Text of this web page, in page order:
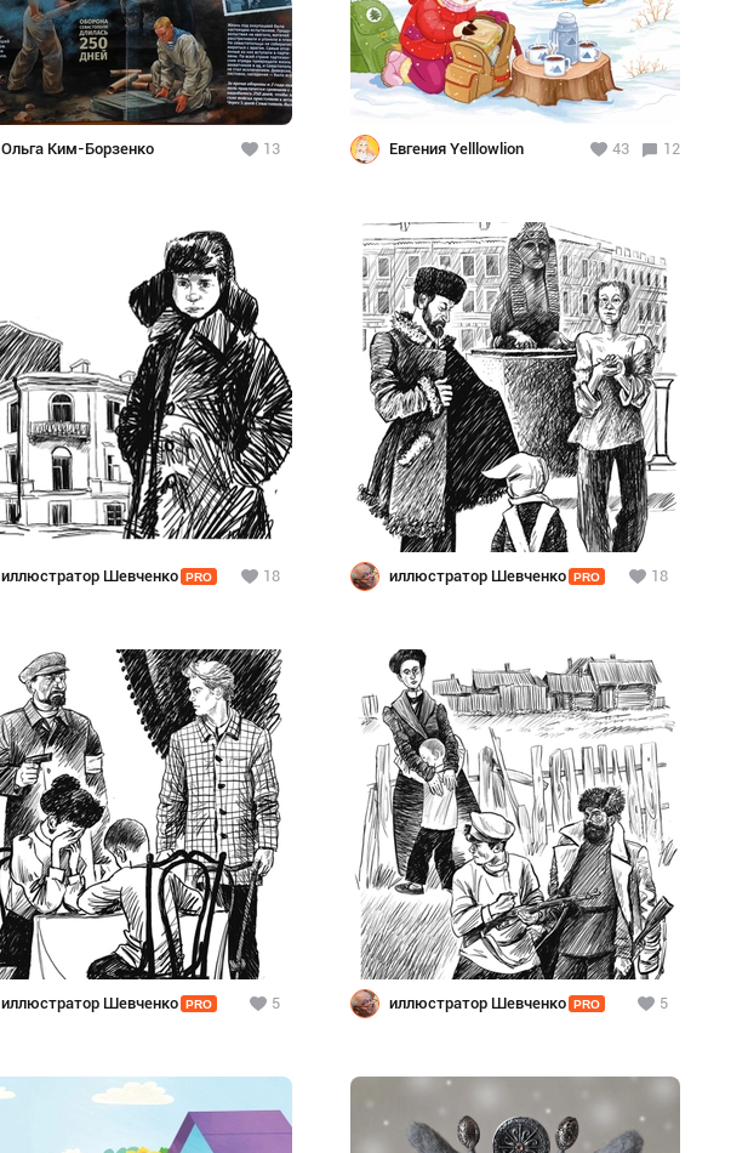
Ольга Ким-Борзенко 13 Евгения Yelllowlion 43 12
иллюстратор Шевченко PRO 18 иллюстратор Шевченко PRO 18
иллюстратор Шевченко PRO 5 иллюстратор Шевченко PRO 5